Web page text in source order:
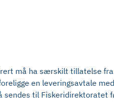
må ha særskilt tillatelse
en leveringsavtale
sendes til